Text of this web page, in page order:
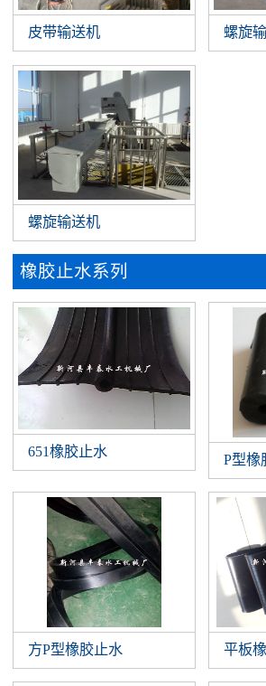
皮带输送机 螺旋
螺旋输送机
橡胶止水系列
651橡胶止水
P型橡
方P型橡胶止水 平板